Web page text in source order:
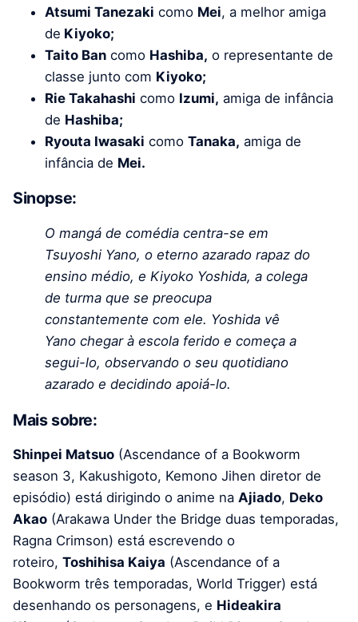
Atsumi Tanezaki como Mei, a melhor amiga
de Kiyoko;
Taito Ban como Hashiba, o representante de
classe junto com Kiyoko;
Rie Takahashi como Izumi, amiga de infância
de Hashiba;
Ryouta Iwasaki como Tanaka, amiga de
infância de Mei.
Sinopse:
O mangá de comédia centra-se em
Tsuyoshi Yano, o eterno azarado rapaz do
ensino médio, e Kiyoko Yoshida, a colega
de turma que se preocupa
constantemente com ele. Yoshida vê
Yano chegar à escola ferido e começa a
segui-lo, observando o seu quotidiano
azarado e decidindo apoiá-lo.
Mais sobre:
Shinpei Matsuo (Ascendance of a Bookworm
season 3, Kakushigoto, Kemono Jihen diretor de
episódio) está dirigindo o anime na Ajiado, Deko
Akao (Arakawa Under the Bridge duas temporadas,
Ragna Crimson) está escrevendo o
roteiro, Toshihisa Kaiya (Ascendance of a
Bookworm três temporadas, World Trigger) está
desenhando os personagens, e Hideakira